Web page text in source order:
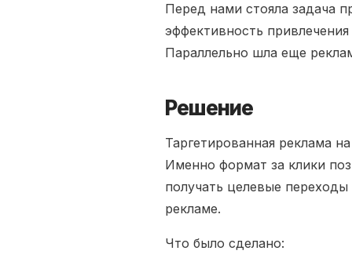
Перед нами стояла задача
эффективность
Параллельно шла еще
Решение
Таргетированная реклама
Именно формат за клики
получать целевые
рекламе.
Что было сделано: